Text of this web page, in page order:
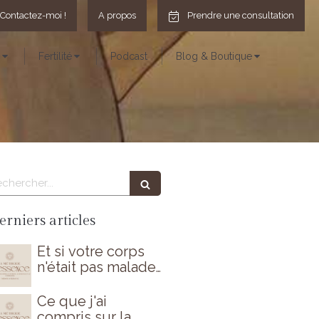
Prendre une consultation
A propos
Contactez-moi !
Fertilité Podcast Blog & Boutique
articles
Et si votre corps
n'était pas malade
Ce que j'ai